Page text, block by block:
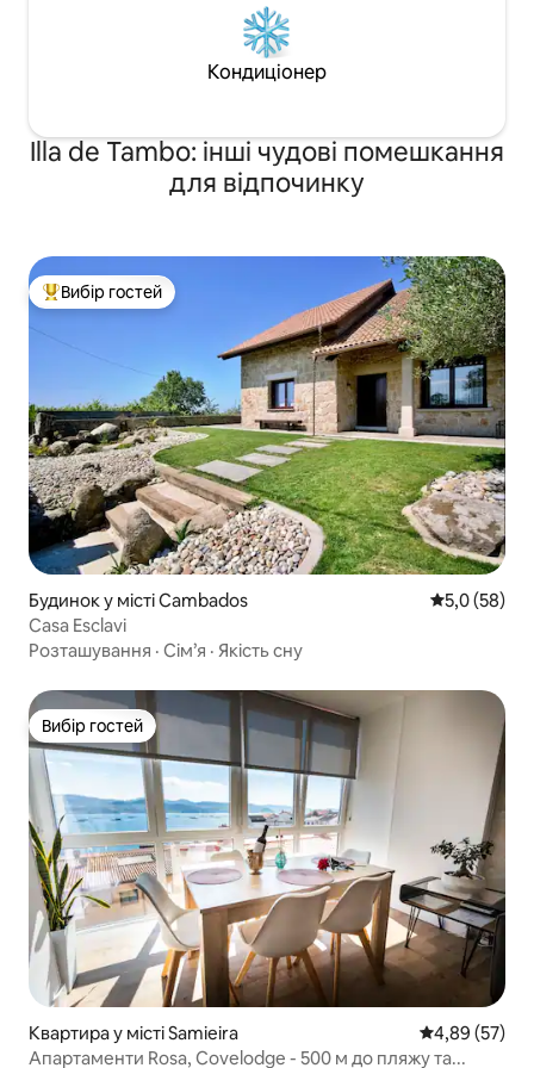
Кондиціонер
Illa de Tambo: інші чудові помешкання
для відпочинку
Топ вибір гостей
Вибір гостей
Будинок у місті Cambados Середня
5,0 (58)
Casa Esclavi
Розташування · Сім’я · Якість сну
Вибір гостей
Вибір гостей
Квартира у місті Samieira Середня
4,89 (57)
Апартаменти Rosa, Covelodge - 500 м до пляжу та...